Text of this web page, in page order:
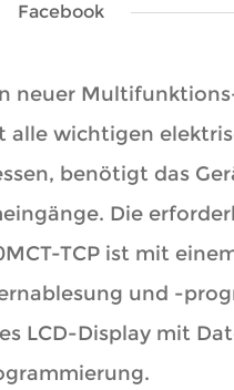
Facebook
neuer
wichtigen
benötigt das
Die
TCP ist mit
und -
LCD-Display mit